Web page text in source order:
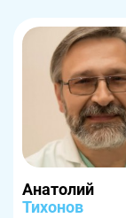
Анатолий
Тихонов